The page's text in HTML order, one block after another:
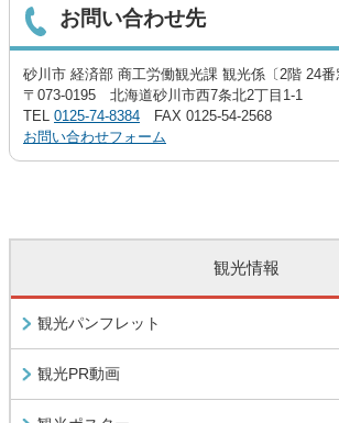
お問い合わせ先
砂川市 経済部 商工労働観光課 観光係〔2階 24番
〒073-0195 北海道砂川市西7条北2丁目1-1
TEL 0125-74-8384 FAX 0125-54-2568
お問い合わせフォーム
観光情報
観光パンフレット
観光PR動画